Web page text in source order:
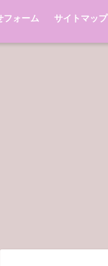
フォーム サイトマップ